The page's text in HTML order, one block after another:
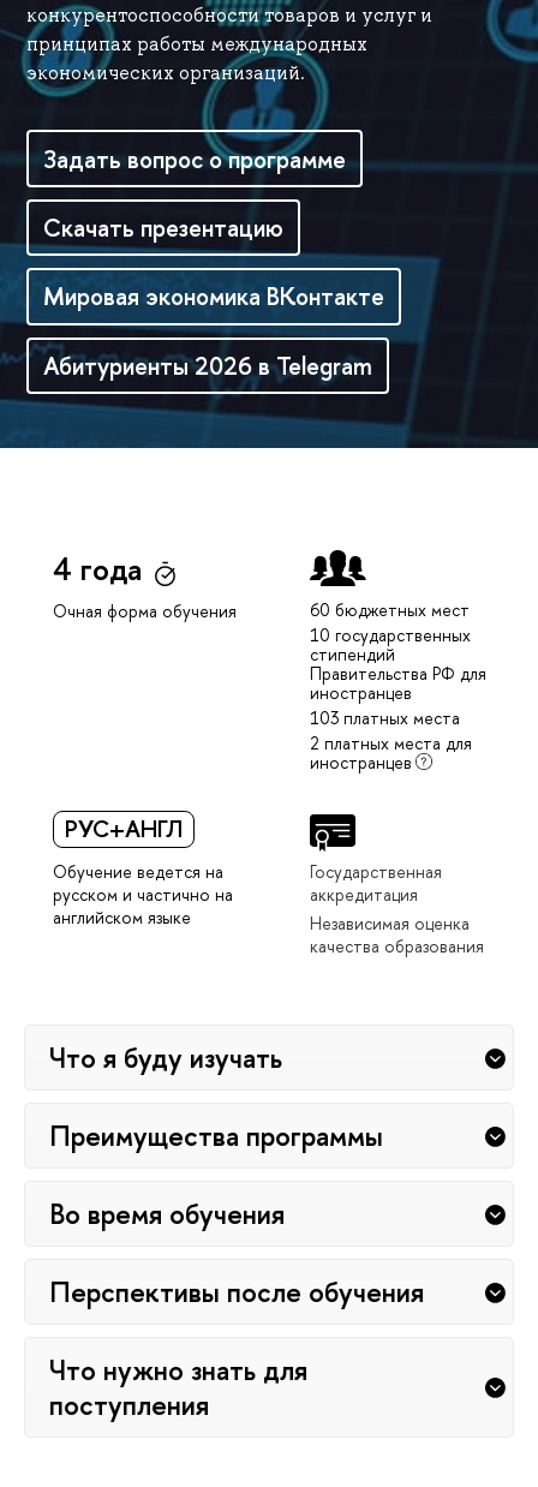
конкурентоспособности товаров и услуг и
принципах работы международных
экономических организаций.
Задать вопрос о программе
Скачать презентацию
Мировая экономика ВКонтакте
Абитуриенты 2026 в Telegram
4 года
Очная форма обучения
60 бюджетных мест
10 государственных
стипендий
Правительства РФ для
иностранцев
103 платных места
2 платных места для
иностранцев
РУС+АНГЛ
Обучение ведется на
русском и частично на
английском языке
Государственная
аккредитация
Независимая оценка
качества образования
Что я буду изучать
Преимущества программы
Во время обучения
Перспективы после обучения
Что нужно знать для
поступления